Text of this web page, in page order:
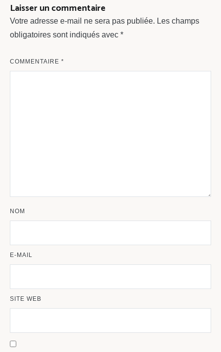
Laisser un commentaire
Votre adresse e-mail ne sera pas publiée. Les champs
obligatoires sont indiqués avec *
COMMENTAIRE *
NOM
E-MAIL
SITE WEB